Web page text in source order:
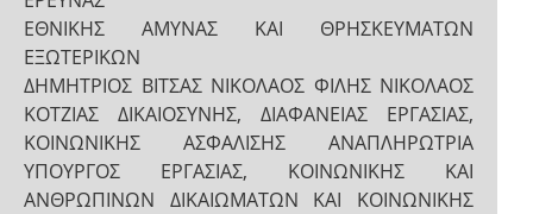
ΕΘΝΙΚΗΣ ΑΜΥΝΑΣ ΚΑΙ ΘΡΗΣΚΕΥΜΑΤΩΝ
ΕΞΩΤΕΡΙΚΩΝ
ΔΗΜΗΤΡΙΟΣ ΒΙΤΣΑΣ ΝΙΚΟΛΑΟΣ ΦΙΛΗΣ ΝΙΚΟΛΑΟΣ
ΚΟΤΖΙΑΣ ΔΙΚΑΙΟΣΥΝΗΣ, ΔΙΑΦΑΝΕΙΑΣ ΕΡΓΑΣΙΑΣ,
ΚΟΙΝΩΝΙΚΗΣ ΑΣΦΑΛΙΣΗΣ ΑΝΑΠΛΗΡΩΤΡΙΑ
ΥΠΟΥΡΓΟΣ ΕΡΓΑΣΙΑΣ, ΚΟΙΝΩΝΙΚΗΣ ΚΑΙ
ΑΝΘΡΩΠΙΝΩΝ ΔΙΚΑΙΩΜΑΤΩΝ ΚΑΙ ΚΟΙΝΩΝΙΚΗΣ